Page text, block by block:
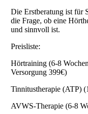
Die Erstberatung ist für
die Frage, ob eine
und sinnvoll ist.
Preisliste:
Hörtraining (6-8
Versorgung 399€)
Tinnitustherapie (ATP)
AVWS-Therapie (6-8
Impressum